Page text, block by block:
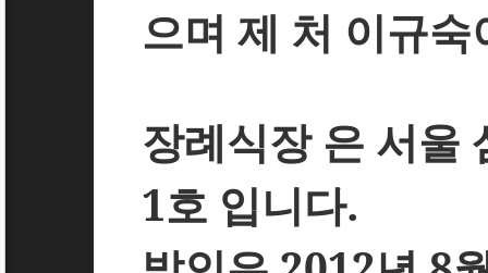
으며 제 처 이규
장례식장 은 서울
1호 입니다.